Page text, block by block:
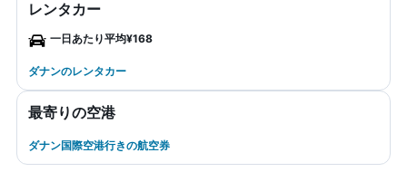
レンタカー
一日あたり平均¥168
ダナンのレンタカー
最寄りの空港
ダナン国際空港行きの航空券